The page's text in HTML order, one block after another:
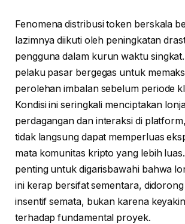
Fenomena distribusi token berskala
lazimnya diikuti oleh peningkatan
pengguna dalam kurun waktu
pelaku pasar bergegas untuk
perolehan imbalan sebelum periode
Kondisi ini seringkali menciptakan
perdagangan dan interaksi di
tidak langsung dapat memperluas
mata komunitas kripto yang lebih
penting untuk digarisbawahi bahwa
ini kerap bersifat sementara,
insentif semata, bukan karena
terhadap fundamental proyek.